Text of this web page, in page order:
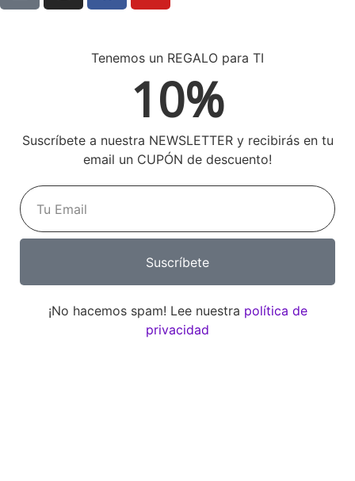
Tenemos un REGALO para TI
10%
Suscríbete a nuestra NEWSLETTER y recibirás en tu
email un CUPÓN de descuento!
Suscríbete
¡No hacemos spam! Lee nuestra política de
privacidad